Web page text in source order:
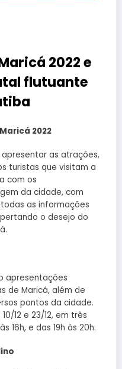
2022 e
flutuante
2022
apresentar as atrações,
turistas que visitam a
com os
da cidade, com
as informações
o desejo do
apresentações
de Maricá, além de
pontos da cidade.
12 e 23/12, em três
16h, e das 19h às 20h.